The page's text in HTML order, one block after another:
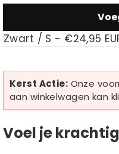
Kerst Actie: Onze
aan winkelwagen kan
Voel je